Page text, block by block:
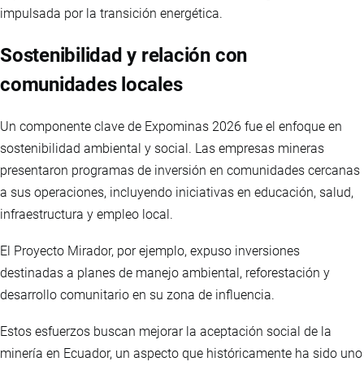
impulsada por la transición energética.
Sostenibilidad y relación con
comunidades locales
Un componente clave de Expominas 2026 fue el enfoque en
sostenibilidad ambiental y social. Las empresas mineras
presentaron programas de inversión en comunidades cercanas
a sus operaciones, incluyendo iniciativas en educación, salud,
infraestructura y empleo local.
El Proyecto Mirador, por ejemplo, expuso inversiones
destinadas a planes de manejo ambiental, reforestación y
desarrollo comunitario en su zona de influencia.
Estos esfuerzos buscan mejorar la aceptación social de la
minería en Ecuador, un aspecto que históricamente ha sido uno